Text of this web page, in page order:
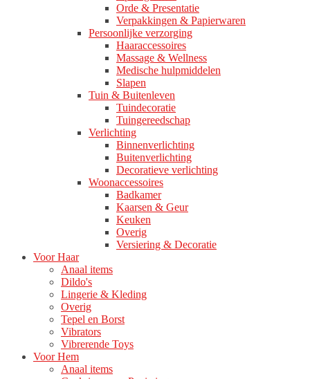
Orde & Presentatie
Verpakkingen & Papierwaren
Persoonlijke verzorging
Haaraccessoires
Massage & Wellness
Medische hulpmiddelen
Slapen
Tuin & Buitenleven
Tuindecoratie
Tuingereedschap
Verlichting
Binnenverlichting
Buitenverlichting
Decoratieve verlichting
Woonaccessoires
Badkamer
Kaarsen & Geur
Keuken
Overig
Versiering & Decoratie
Voor Haar
Anaal items
Dildo's
Lingerie & Kleding
Overig
Tepel en Borst
Vibrators
Vibrerende Toys
Voor Hem
Anaal items